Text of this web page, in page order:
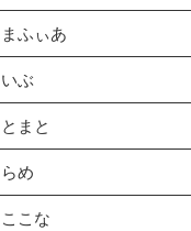
まふぃあ
いぶ
とまと
らめ
ここな